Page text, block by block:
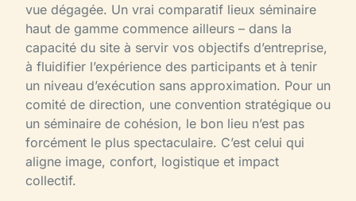
vue dégagée. Un vrai comparatif lieux séminaire
haut de gamme commence ailleurs – dans la
capacité du site à servir vos objectifs d’entreprise,
à fluidifier l’expérience des participants et à tenir
un niveau d’exécution sans approximation. Pour un
comité de direction, une convention stratégique ou
un séminaire de cohésion, le bon lieu n’est pas
forcément le plus spectaculaire. C’est celui qui
aligne image, confort, logistique et impact
collectif.